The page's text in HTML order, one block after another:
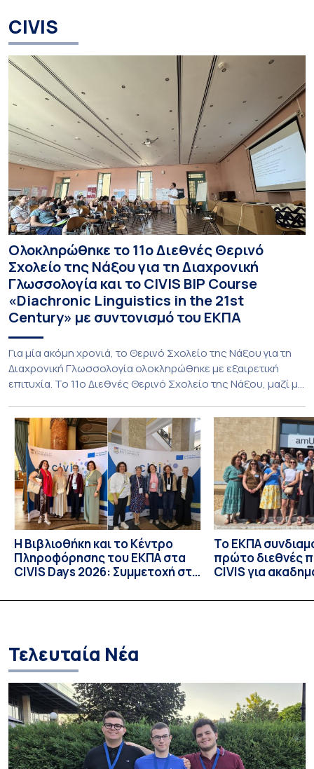
CIVIS
Ολοκληρώθηκε το 11ο Διεθνές Θερινό
Σχολείο της Νάξου για τη Διαχρονική
Γλωσσολογία και το CIVIS BIP Course
«Diachronic Linguistics in the 21st
Century» με συντονισμό του ΕΚΠΑ
Για μία ακόμη χρονιά, το Θερινό Σχολείο της Νάξου για τη
Διαχρονική Γλωσσολογία ολοκληρώθηκε με εξαιρετική
επιτυχία. Το 11ο Διεθνές Θερινό Σχολείο της Νάξου, μαζί με
Linguistics in the 21st Century», διεξήχθη από τις 19 έως τις
25 Ιουλίου 2026 στο ιστορικό κτίριο της πρώην σχολής […]
Η Βιβλιοθήκη και το Κέντρο
Πληροφόρησης του ΕΚΠΑ στα
CIVIS Days 2026: Συμμετοχή στη
των ακαδημαϊκών βιβλιοθηκών
Το ΕΚΠΑ
πρώτο διεθνές
CIVIS για
Τελευταία Νέα